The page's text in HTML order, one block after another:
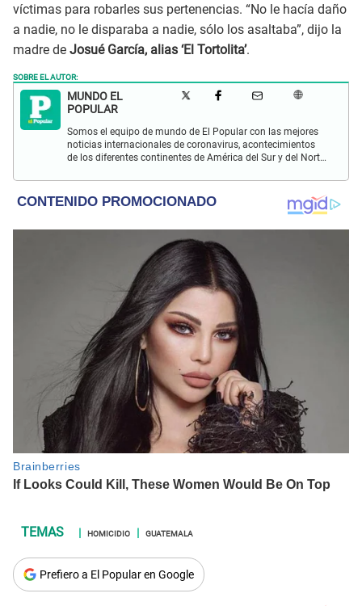
víctimas para robarles sus pertenencias. “No le hacía daño
a nadie, no le disparaba a nadie, sólo los asaltaba”, dijo la
madre de Josué García, alias ‘El Tortolita’.
SOBRE EL AUTOR:
MUNDO EL
POPULAR
Somos el equipo de mundo de El Popular con las mejores
noticias internacionales de coronavirus, acontecimientos
de los diferentes continentes de América del Sur y del Norte,
HOMICIDIO GUATEMALA
Prefiero a El Popular en Google